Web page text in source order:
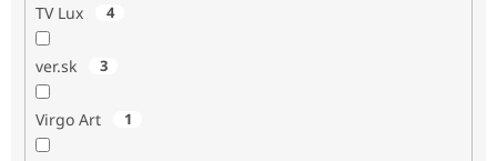
TV Lux 4
ver.sk 3
Virgo Art 1